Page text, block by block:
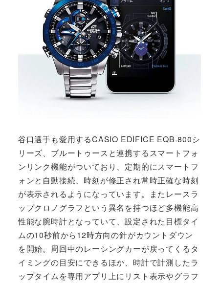
谷口選手も愛用するCASIO EDIFICE EQB-800シ
リーズ、ブルートゥースと連携するスマートフォ
ンリンク機能がついており、定期的にスマートフ
ォンと自動接続、時刻が修正され常時正確な時刻
が表示されるようになっています。またレースラ
ップクロノグラフという異名を持つほど多機能高
性能な腕時計となっていて、設定された目標タイ
ムの10秒前から12時方向の針がカウントダウン
を開始。周回中のレーシングカーが戻ってくるタ
イミングの目安にできるほか、時計で計測したラ
ップタイムを専用アプリ上にリスト表示やグラフ